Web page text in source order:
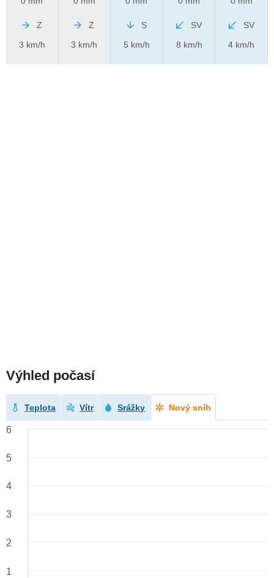
Z
3 km/h
Z
3 km/h
S
5 km/h
SV
8 km/h
SV
4 km/h
Výhled počasí
Teplota Vítr Srážky Nový sníh
6
5
4
3
2
1